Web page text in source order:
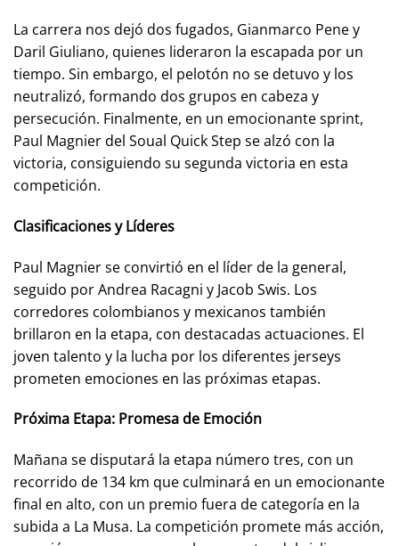
La carrera nos dejó dos fugados, Gianmarco Pene y
Daril Giuliano, quienes lideraron la escapada por un
tiempo. Sin embargo, el pelotón no se detuvo y los
neutralizó, formando dos grupos en cabeza y
persecución. Finalmente, en un emocionante sprint,
Paul Magnier del Soual Quick Step se alzó con la
victoria, consiguiendo su segunda victoria en esta
competición.
Clasificaciones y Líderes
Paul Magnier se convirtió en el líder de la general,
seguido por Andrea Racagni y Jacob Swis. Los
corredores colombianos y mexicanos también
brillaron en la etapa, con destacadas actuaciones. El
joven talento y la lucha por los diferentes jerseys
prometen emociones en las próximas etapas.
Próxima Etapa: Promesa de Emoción
Mañana se disputará la etapa número tres, con un
recorrido de 134 km que culminará en un emocionante
final en alto, con un premio fuera de categoría en la
subida a La Musa. La competición promete más acción,